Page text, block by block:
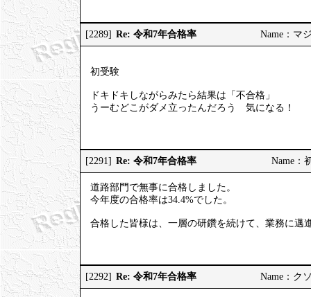
[2289] Re: 令和7年合格率 Name：マ
初受験
ドキドキしながらみたら結果は「不合格」
うーむどこがダメ立ったんだろう 気になる！
[2291] Re: 令和7年合格率 Name：
道路部門で無事に合格しました。
今年度の合格率は34.4%でした。
合格した皆様は、一層の研鑽を続けて、業務に邁
[2292] Re: 令和7年合格率 Name：ク